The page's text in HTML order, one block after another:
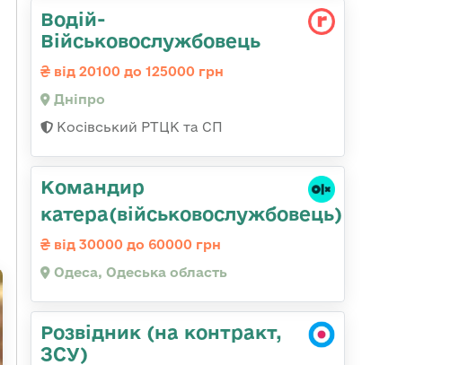
Водій-
Військовослужбовець
від 20100 до 125000 грн
Дніпро
Косівський РТЦК та СП
Командир
катера(військовослужбовець)
від 30000 до 60000 грн
Одеса, Одеська область
Розвідник (на контракт,
ЗСУ)